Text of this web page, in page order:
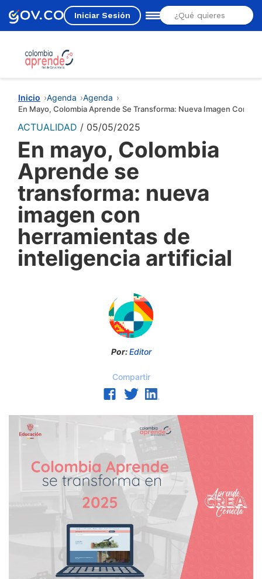
Iniciar Sesión
Estás aquí
Inicio Agenda Agenda
En Mayo, Colombia Aprende Se Transforma: Nueva Imagen Con
ACTUALIDAD 05/05/2025
En mayo, Colombia
Aprende se
transforma: nueva
imagen con
herramientas de
inteligencia artificial
Por:Editor
Compartir